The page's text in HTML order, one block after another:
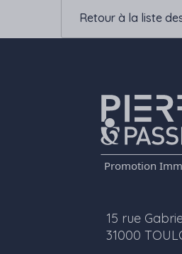
Retour à la liste
15 rue
31000